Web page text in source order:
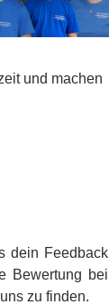
und machen
dein Feedback
Bewertung bei
zu finden.